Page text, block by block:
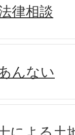
律相談
んない